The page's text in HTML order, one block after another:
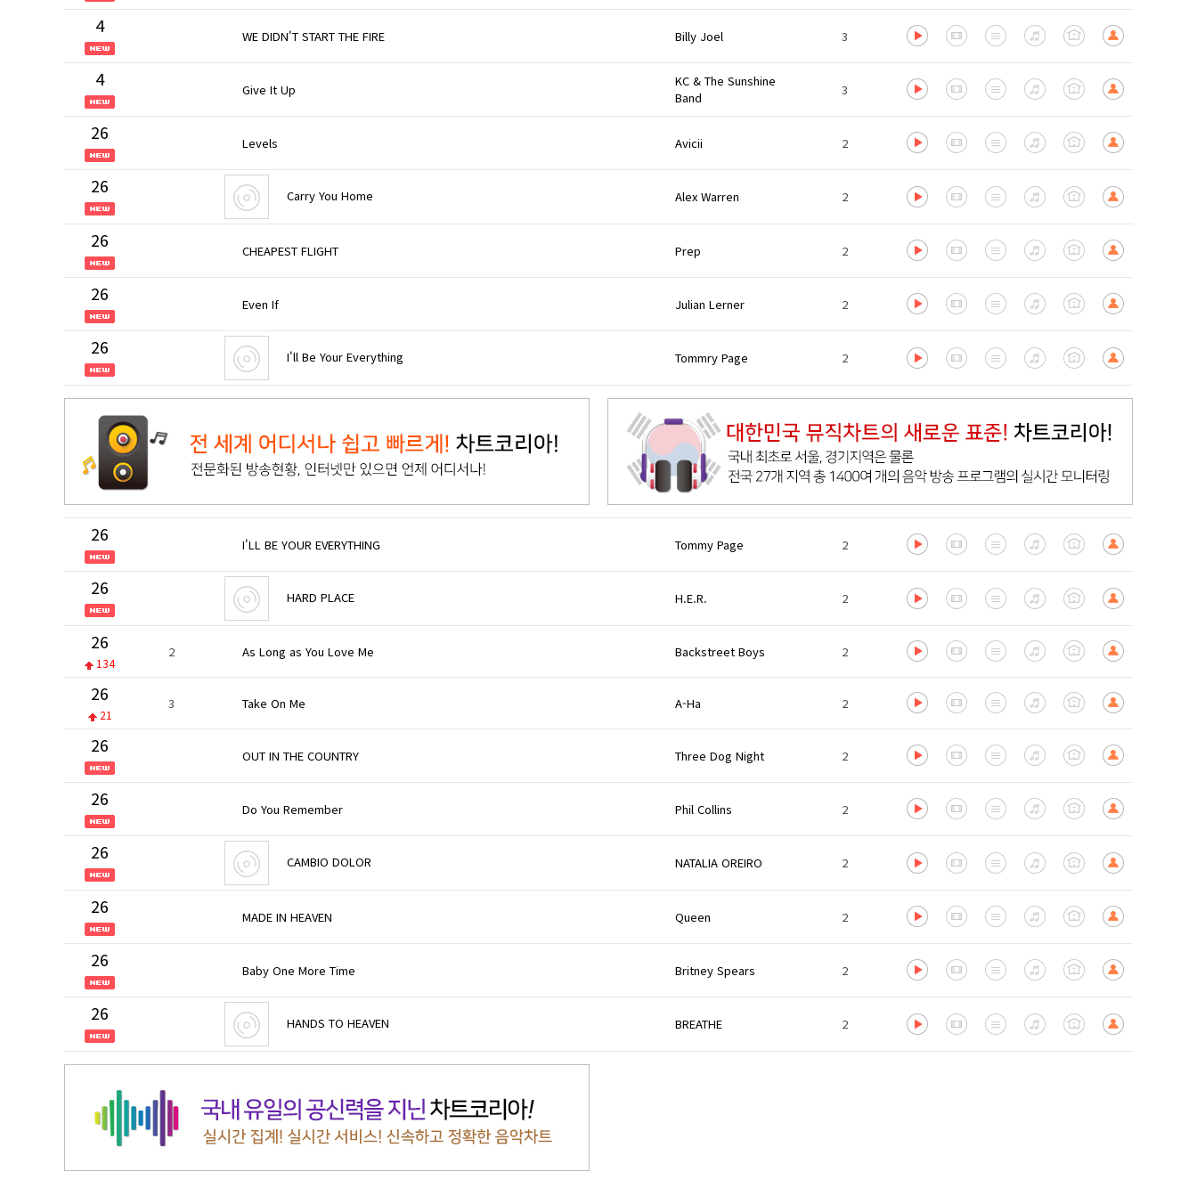
4 WE DIDN'T START THE FIRE Billy Joel 3
4 Give It Up
KC & The Sunshine
Band
3
26 Levels Avicii 2
26 Carry You Home Alex Warren 2
26 CHEAPEST FLIGHT Prep 2
26 Even If Julian Lerner 2
26 I'll Be Your Everything Tommry Page 2
26 I'LL BE YOUR EVERYTHING Tommy Page 2
26 HARD PLACE H.E.R. 2
26
134
2 As Long as You Love Me Backstreet Boys 2
26
21
3 Take On Me A-Ha 2
26 OUT IN THE COUNTRY Three Dog Night 2
26 Do You Remember Phil Collins 2
26 CAMBIO DOLOR NATALIA OREIRO 2
26 MADE IN HEAVEN Queen 2
26 Baby One More Time Britney Spears 2
26 HANDS TO HEAVEN BREATHE 2